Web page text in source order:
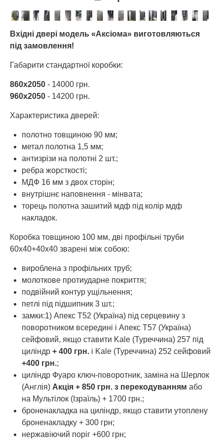
Вхідні двері модель «Аксіома» виготовляються
під замовлення!
Габарити стандартної коробки:
860х2050 - 14000 грн.
960х2050 - 14200 грн.
Характеристика дверей:
полотно товщиною 90 мм;
метал полотна 1,5 мм;
антизрізи на полотні 2 шт.;
ребра жорсткості;
МДФ 16 мм з двох сторін;
внутрішнє наповнення - мінвата;
торець полотна зашитий мдф під колір мдф
накладок.
Коробка товщиною 100 мм, дві профільні труби
60х40+40х40 зварені між собою:
вироблена з профільних труб;
молоткове протиударне покриття;
подвійний контур ущільнення;
петлі під підшипник 3 шт.;
замки:1) Апекс Т52 (Україна) під серцевину з
поворотником всередині і Апекс Т57 (Україна)
сейфовий, якщо ставити Kale (Туреччина) 257 під
циліндр + 400 грн. і Kale (Туреччина) 252 сейфовий
+400 грн.;
циліндр Фуаро ключ-поворотник, заміна на Шерлок
(Англія) Акція + 850 грн. з перекодуванням або
на Мультілок (Ізраїль) + 1700 грн.;
броненакладка на циліндр, якщо ставити утоплену
броненакладку + 300 грн;
нержавіючий поріг +600 грн;